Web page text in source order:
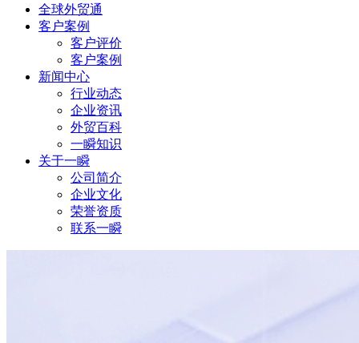
全球外贸通
客户案例
客户评价
客户案例
新闻中心
行业动态
企业资讯
外贸百科
一瞬知识
关于一瞬
公司简介
企业文化
荣誉资质
联系一瞬